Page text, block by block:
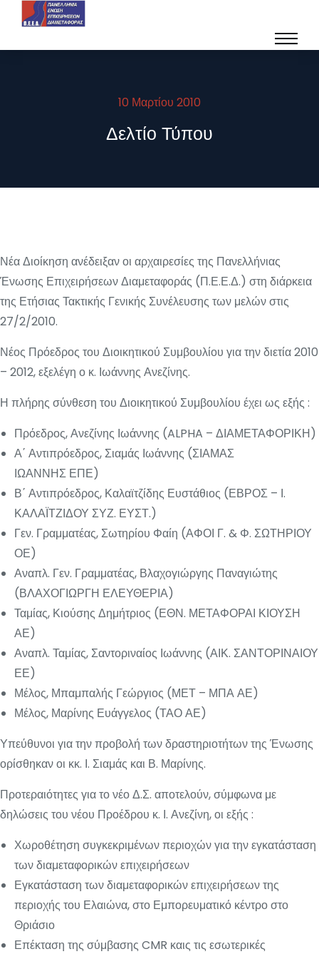
10 Μαρτίου 2010
Δελτίο Τύπου
Νέα Διοίκηση ανέδειξαν οι αρχαιρεσίες της Πανελλήνιας
Ένωσης Επιχειρήσεων Διαμεταφοράς (Π.Ε.Ε.Δ.) στη διάρκεια
της Ετήσιας Τακτικής Γενικής Συνέλευσης των μελών στις
27/2/2010.
Νέος Πρόεδρος του Διοικητικού Συμβουλίου για την διετία 2010
– 2012, εξελέγη ο κ. Ιωάννης Ανεζίνης.
Η πλήρης σύνθεση του Διοικητικού Συμβουλίου έχει ως εξής :
Πρόεδρος, Ανεζίνης Ιωάννης (ALPHA – ΔΙΑΜΕΤΑΦΟΡΙΚΗ)
Α΄ Αντιπρόεδρος, Σιαμάς Ιωάννης (ΣΙΑΜΑΣ
ΙΩΑΝΝΗΣ ΕΠΕ)
Β΄ Αντιπρόεδρος, Καλαϊτζίδης Ευστάθιος (ΕΒΡΟΣ – Ι.
ΚΑΛΑΪΤΖΙΔΟΥ ΣΥΖ. ΕΥΣΤ.)
Γεν. Γραμματέας, Σωτηρίου Φαίη (ΑΦΟΙ Γ. & Φ. ΣΩΤΗΡΙΟΥ
ΟΕ)
Αναπλ. Γεν. Γραμματέας, Βλαχογιώργης Παναγιώτης
(ΒΛΑΧΟΓΙΩΡΓΗ ΕΛΕΥΘΕΡΙΑ)
Ταμίας, Κιούσης Δημήτριος (ΕΘΝ. ΜΕΤΑΦΟΡΑΙ ΚΙΟΥΣΗ
ΑΕ)
Αναπλ. Ταμίας, Σαντοριναίος Ιωάννης (ΑΙΚ. ΣΑΝΤΟΡΙΝΑΙΟΥ
ΕΕ)
Μέλος, Μπαμπαλής Γεώργιος (ΜΕΤ – ΜΠΑ ΑΕ)
Μέλος, Μαρίνης Ευάγγελος (ΤΑΟ ΑΕ)
Υπεύθυνοι για την προβολή των δραστηριοτήτων της Ένωσης
ορίσθηκαν οι κκ. Ι. Σιαμάς και Β. Μαρίνης.
Προτεραιότητες για το νέο Δ.Σ. αποτελούν, σύμφωνα με
δηλώσεις του νέου Προέδρου κ. Ι. Ανεζίνη, οι εξής :
Χωροθέτηση συγκεκριμένων περιοχών για την εγκατάσταση
των διαμεταφορικών επιχειρήσεων
Εγκατάσταση των διαμεταφορικών επιχειρήσεων της
περιοχής του Ελαιώνα, στο Εμπορευματικό κέντρο στο
Θριάσιο
Επέκταση της σύμβασης CMR καις τις εσωτερικές